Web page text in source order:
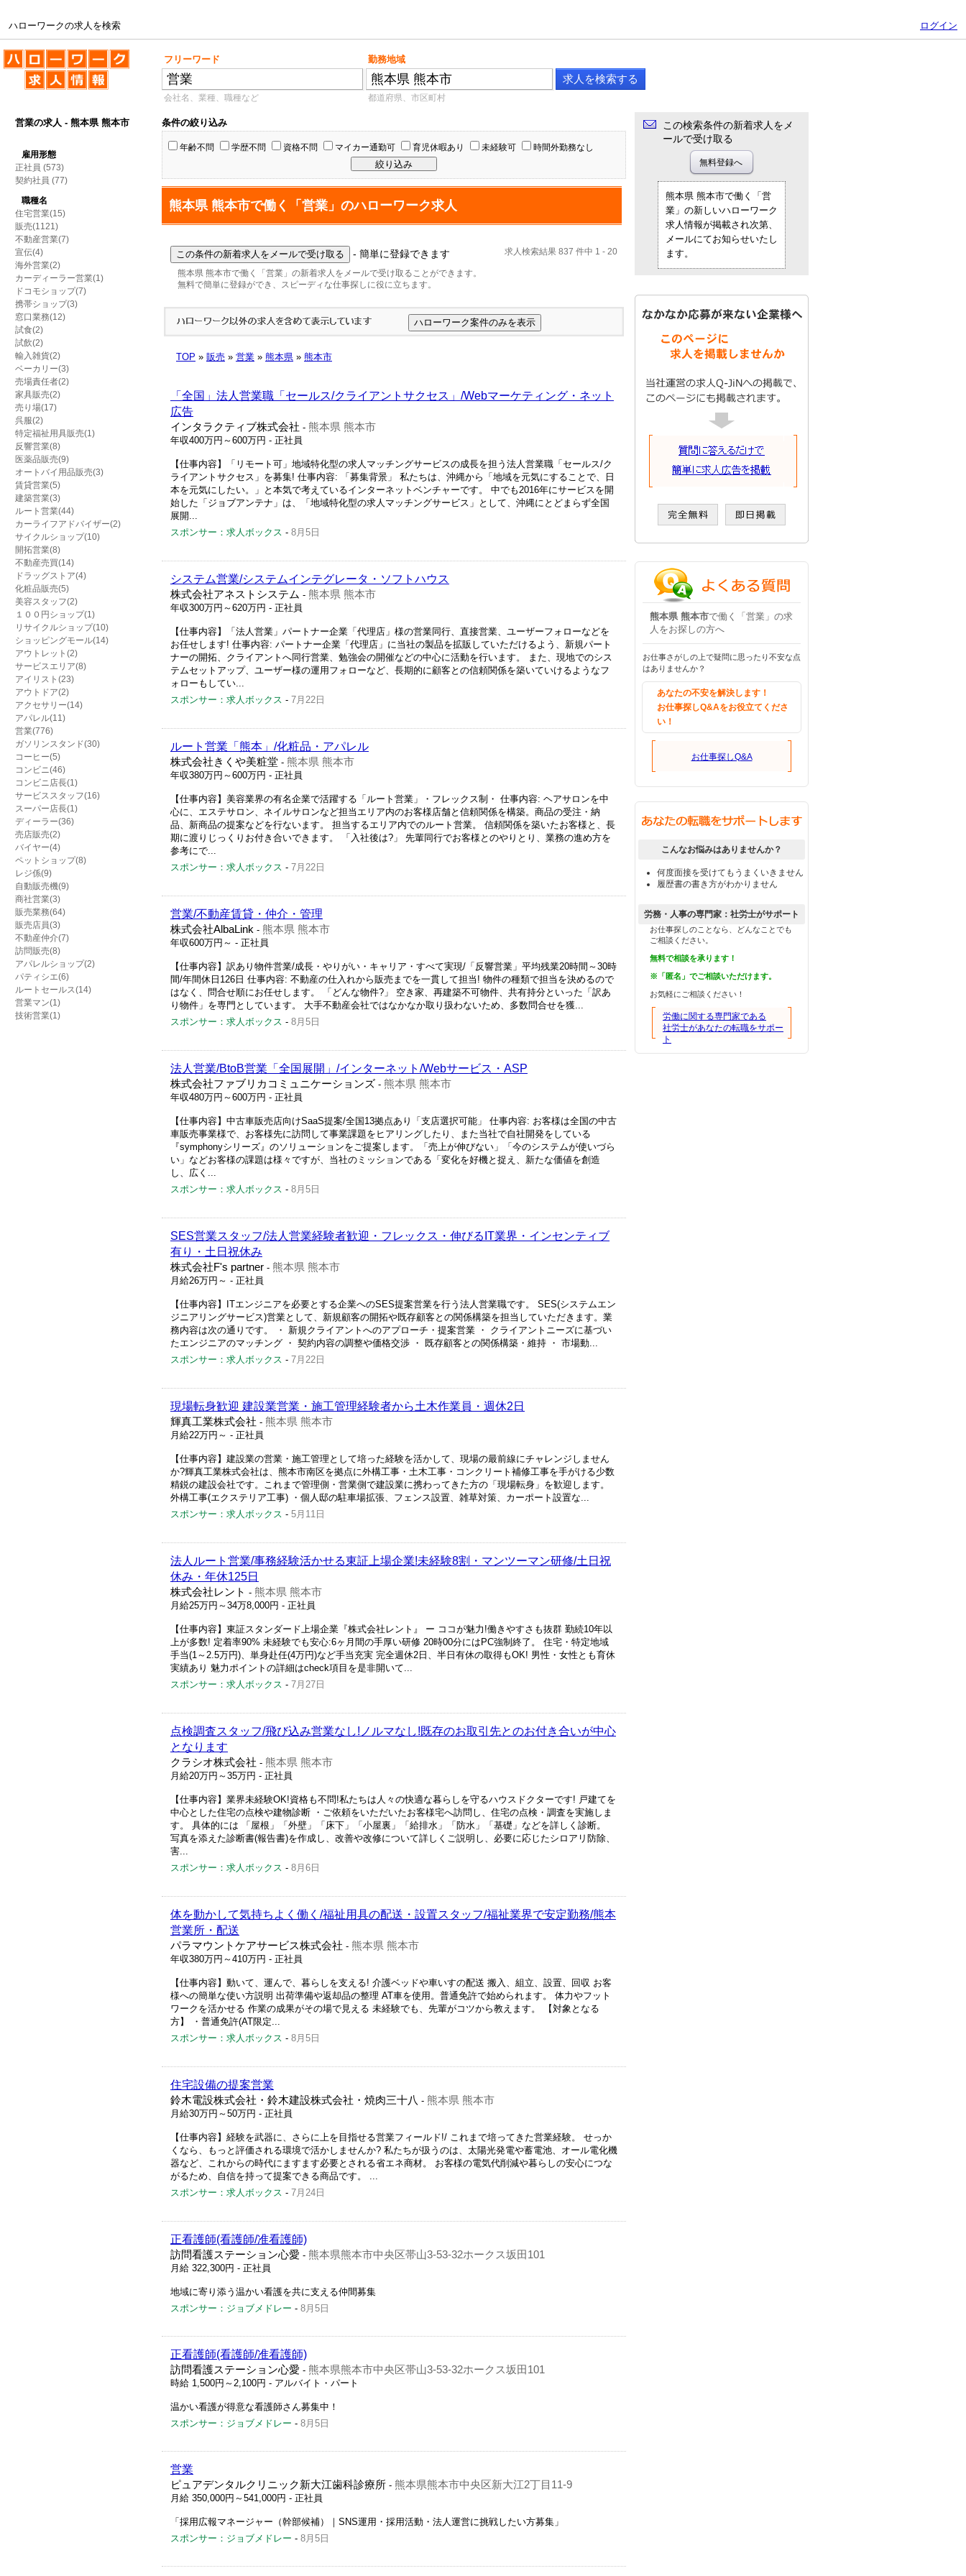
ハローワークの求人を検索 ログイン
ハローワークの求人を検索 フリーワード 勤務地域
会社名、業種、職種など 都道府県、市区町村
営業の求人 - 熊本県 熊本市
雇用形態
正社員 (573)
契約社員 (77)
職種名
住宅営業(15)
販売(1121)
不動産営業(7)
宣伝(4)
海外営業(2)
カーディーラー営業(1)
ドコモショップ(7)
携帯ショップ(3)
窓口業務(12)
試食(2)
試飲(2)
輸入雑貨(2)
ベーカリー(3)
売場責任者(2)
家具販売(2)
売り場(17)
呉服(2)
特定福祉用具販売(1)
反響営業(8)
医薬品販売(9)
オートバイ用品販売(3)
賃貸営業(5)
建築営業(3)
ルート営業(44)
カーライフアドバイザー(2)
サイクルショップ(10)
開拓営業(8)
不動産売買(14)
ドラッグストア(4)
化粧品販売(5)
美容スタッフ(2)
１００円ショップ(1)
リサイクルショップ(10)
ショッピングモール(14)
アウトレット(2)
サービスエリア(8)
アイリスト(23)
アウトドア(2)
アクセサリー(14)
アパレル(11)
営業(776)
ガソリンスタンド(30)
コーヒー(5)
コンビニ(46)
コンビニ店長(1)
サービススタッフ(16)
スーパー店長(1)
ディーラー(36)
売店販売(2)
バイヤー(4)
ペットショップ(8)
レジ係(9)
自動販売機(9)
商社営業(3)
販売業務(64)
販売店員(3)
不動産仲介(7)
訪問販売(8)
アパレルショップ(2)
パティシエ(6)
ルートセールス(14)
営業マン(1)
技術営業(1)
条件の絞り込み
年齢不問 学歴不問 資格不問 マイカー通勤可 育児休暇あり 未経験可 時間外勤務なし
熊本県 熊本市で働く「営業」のハローワーク求人
求人検索結果 837 件中 1 - 20
- 簡単に登録できます
熊本県 熊本市で働く「営業」の新着求人をメールで受け取ることができます。
無料で簡単に登録ができ、スピーディな仕事探しに役に立ちます。
TOP » 販売 » 営業 » 熊本県 » 熊本市
「全国」法人営業職「セールス/クライアントサクセス」/Webマーケティング・ネット
広告
インタラクティブ株式会社 - 熊本県 熊本市
年収400万円～600万円 - 正社員
【仕事内容】「リモート可」地域特化型の求人マッチングサービスの成長を担う法人営業職「セールス/ク
ライアントサクセス」を募集! 仕事内容: 「募集背景」 私たちは、沖縄から「地域を元気にすることで、日
本を元気にしたい。」と本気で考えているインターネットベンチャーです。 中でも2016年にサービスを開
始した「ジョブアンテナ」は、「地域特化型の求人マッチングサービス」として、沖縄にとどまらず全国
展開...
スポンサー：求人ボックス - 8月5日
システム営業/システムインテグレータ・ソフトハウス
株式会社アネストシステム - 熊本県 熊本市
年収300万円～620万円 - 正社員
【仕事内容】「法人営業」パートナー企業「代理店」様の営業同行、直接営業、ユーザーフォローなどを
お任せします! 仕事内容: パートナー企業「代理店」に当社の製品を拡販していただけるよう、新規パート
ナーの開拓、クライアントへ同行営業、勉強会の開催などの中心に活動を行います。 また、現地でのシス
テムセットアップ、ユーザー様の運用フォローなど、長期的に顧客との信頼関係を築いていけるようなフ
ォローもしてい...
スポンサー：求人ボックス - 7月22日
ルート営業「熊本」/化粧品・アパレル
株式会社きくや美粧堂 - 熊本県 熊本市
年収380万円～600万円 - 正社員
【仕事内容】美容業界の有名企業で活躍する「ルート営業」・フレックス制・ 仕事内容: ヘアサロンを中
心に、エステサロン、ネイルサロンなど担当エリア内のお客様店舗と信頼関係を構築。商品の受注・納
品、新商品の提案などを行ないます。 担当するエリア内でのルート営業。 信頼関係を築いたお客様と、長
期に渡りじっくりお付き合いできます。 「入社後は?」 先輩同行でお客様とのやりとり、業務の進め方を
参考にで...
スポンサー：求人ボックス - 7月22日
営業/不動産賃貸・仲介・管理
株式会社AlbaLink - 熊本県 熊本市
年収600万円～ - 正社員
【仕事内容】訳あり物件営業/成長・やりがい・キャリア・すべて実現/「反響営業」平均残業20時間～30時
間/年間休日126日 仕事内容: 不動産の仕入れから販売までを一貫して担当! 物件の種類で担当を決めるので
はなく、問合せ順にお任せします。 「どんな物件?」 空き家、再建築不可物件、共有持分といった「訳あ
り物件」を専門としています。 大手不動産会社ではなかなか取り扱わないため、多数問合せを獲...
スポンサー：求人ボックス - 8月5日
法人営業/BtoB営業「全国展開」/インターネット/Webサービス・ASP
株式会社ファブリカコミュニケーションズ - 熊本県 熊本市
年収480万円～600万円 - 正社員
【仕事内容】中古車販売店向けSaaS提案/全国13拠点あり「支店選択可能」 仕事内容: お客様は全国の中古
車販売事業様で、お客様先に訪問して事業課題をヒアリングしたり、また当社で自社開発をしている
『symphonyシリーズ』のソリューションをご提案します。「売上が伸びない」「今のシステムが使いづら
い」などお客様の課題は様々ですが、当社のミッションである「変化を好機と捉え、新たな価値を創造
し、広く...
スポンサー：求人ボックス - 8月5日
SES営業スタッフ/法人営業経験者歓迎・フレックス・伸びるIT業界・インセンティブ
有り・土日祝休み
株式会社F's partner - 熊本県 熊本市
月給26万円～ - 正社員
【仕事内容】ITエンジニアを必要とする企業へのSES提案営業を行う法人営業職です。 SES(システムエン
ジニアリングサービス)営業として、新規顧客の開拓や既存顧客との関係構築を担当していただきます。業
務内容は次の通りです。 ・ 新規クライアントへのアプローチ・提案営業 ・ クライアントニーズに基づい
たエンジニアのマッチング ・ 契約内容の調整や価格交渉 ・ 既存顧客との関係構築・維持 ・ 市場動...
スポンサー：求人ボックス - 7月22日
現場転身歓迎 建設業営業・施工管理経験者から土木作業員・週休2日
輝真工業株式会社 - 熊本県 熊本市
月給22万円～ - 正社員
【仕事内容】建設業の営業・施工管理として培った経験を活かして、現場の最前線にチャレンジしません
か?輝真工業株式会社は、熊本市南区を拠点に外構工事・土木工事・コンクリート補修工事を手がける少数
精鋭の建設会社です。これまで管理側・営業側で建設業に携わってきた方の「現場転身」を歓迎します。
外構工事(エクステリア工事) ・個人邸の駐車場拡張、フェンス設置、雑草対策、カーポート設置な...
スポンサー：求人ボックス - 5月11日
法人ルート営業/事務経験活かせる東証上場企業!未経験8割・マンツーマン研修/土日祝
休み・年休125日
株式会社レント - 熊本県 熊本市
月給25万円～34万8,000円 - 正社員
【仕事内容】東証スタンダード上場企業『株式会社レント』 ー ココが魅力!働きやすさも抜群 勤続10年以
上が多数! 定着率90% 未経験でも安心:6ヶ月間の手厚い研修 20時00分にはPC強制終了。 住宅・特定地域
手当(1～2.5万円)、単身赴任(4万円)など手当充実 完全週休2日、半日有休の取得もOK! 男性・女性とも育休
実績あり 魅力ポイントの詳細はcheck項目を是非開いて...
スポンサー：求人ボックス - 7月27日
点検調査スタッフ/飛び込み営業なし!ノルマなし!既存のお取引先とのお付き合いが中心
となります
クラシオ株式会社 - 熊本県 熊本市
月給20万円～35万円 - 正社員
【仕事内容】業界未経験OK!資格も不問!私たちは人々の快適な暮らしを守るハウスドクターです! 戸建てを
中心とした住宅の点検や建物診断 ・ご依頼をいただいたお客様宅へ訪問し、住宅の点検・調査を実施しま
す。 具体的には 「屋根」「外壁」「床下」「小屋裏」「給排水」「防水」「基礎」などを詳しく診断。
写真を添えた診断書(報告書)を作成し、改善や改修について詳しくご説明し、必要に応じたシロアリ防除、
害...
スポンサー：求人ボックス - 8月6日
体を動かして気持ちよく働く/福祉用具の配送・設置スタッフ/福祉業界で安定勤務/熊本
営業所・配送
パラマウントケアサービス株式会社 - 熊本県 熊本市
年収380万円～410万円 - 正社員
【仕事内容】動いて、運んで、暮らしを支える! 介護ベッドや車いすの配送 搬入、組立、設置、回収 お客
様への簡単な使い方説明 出荷準備や返却品の整理 AT車を使用。普通免許で始められます。 体力やフット
ワークを活かせる 作業の成果がその場で見える 未経験でも、先輩がコツから教えます。 【対象となる
方】 ・普通免許(AT限定...
スポンサー：求人ボックス - 8月5日
住宅設備の提案営業
鈴木電設株式会社・鈴木建設株式会社・焼肉三十八 - 熊本県 熊本市
月給30万円～50万円 - 正社員
【仕事内容】経験を武器に、さらに上を目指せる営業フィールド!/ これまで培ってきた営業経験。 せっか
くなら、もっと評価される環境で活かしませんか? 私たちが扱うのは、太陽光発電や蓄電池、オール電化機
器など、これからの時代にますます必要とされる省エネ商材。 お客様の電気代削減や暮らしの安心につな
がるため、自信を持って提案できる商品です。 ...
スポンサー：求人ボックス - 7月24日
正看護師(看護師/准看護師)
訪問看護ステーション心愛 - 熊本県熊本市中央区帯山3-53-32ホークス坂田101
月給 322,300円 - 正社員
地域に寄り添う温かい看護を共に支える仲間募集
スポンサー：ジョブメドレー - 8月5日
正看護師(看護師/准看護師)
訪問看護ステーション心愛 - 熊本県熊本市中央区帯山3-53-32ホークス坂田101
時給 1,500円～2,100円 - アルバイト・パート
温かい看護が得意な看護師さん募集中！
スポンサー：ジョブメドレー - 8月5日
営業
ピュアデンタルクリニック新大江歯科診療所 - 熊本県熊本市中央区新大江2丁目11-9
月給 350,000円～541,000円 - 正社員
「採用広報マネージャー（幹部候補）｜SNS運用・採用活動・法人運営に挑戦したい方募集」
スポンサー：ジョブメドレー - 8月5日
この検索条件の新着求人をメ
ールで受け取る
熊本県 熊本市で働く「営
業」の新しいハローワーク
求人情報が掲載され次第、
メールにてお知らせいたし
ます。
熊本県 熊本市で働く「営業」の求
人をお探しの方へ
お仕事さがしの上で疑問に思ったり不安な点
はありませんか？
あなたの不安を解決します！
お仕事探しQ&Aをお役立てくださ
い！
お仕事探しQ&A
こんなお悩みはありませんか？
何度面接を受けてもうまくいきません
履歴書の書き方がわかりません
労務・人事の専門家：社労士がサポート
お仕事探しのことなら、どんなことでも
ご相談ください。
無料で相談を承ります！
※「匿名」でご相談いただけます。
お気軽にご相談ください！
労働に関する専門家である
社労士があなたの転職をサポー
ト